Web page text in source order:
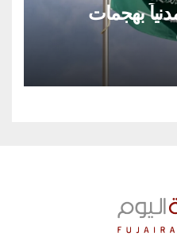
إصابة 11 مدنياً بهجمات